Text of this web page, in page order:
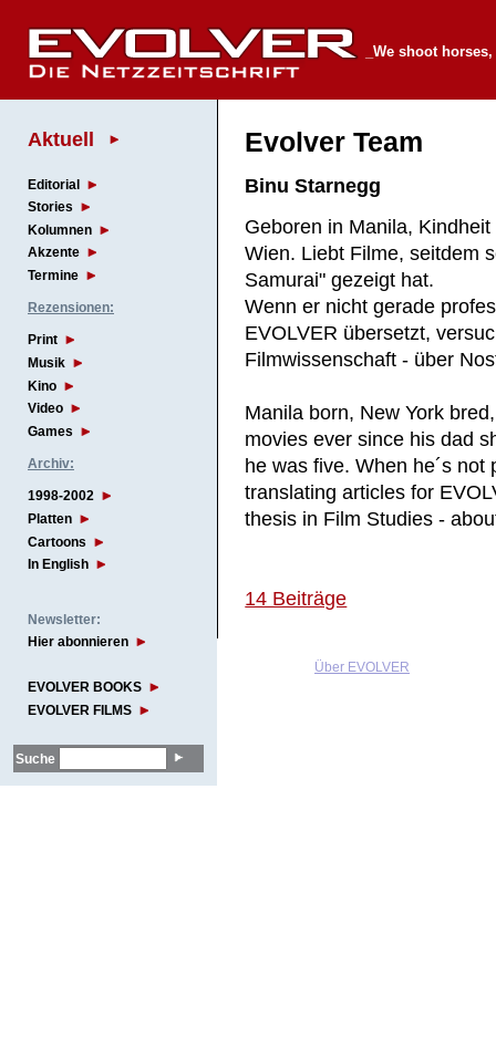
_We shoot
Aktuell
Editorial
Stories
Kolumnen
Akzente
Termine
Rezensionen:
Print
Musik
Kino
Video
Games
Archiv:
1998-2002
Platten
Cartoons
In English
Newsletter:
Hier abonnieren
EVOLVER BOOKS
EVOLVER FILMS
Suche
Evolver Team
Binu Starnegg
Geboren in Manila,
Wien. Liebt Filme, seitdem
Samurai" gezeigt hat.
Wenn er nicht gerade
EVOLVER übersetzt,
Filmwissenschaft - über
Manila born, New York
movies ever since his dad
he was five. When he´s
translating articles for
thesis in Film Studies -
14 Beiträge
Über EVOLVER